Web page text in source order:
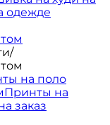
одежде
/
на поло
Принты на
заказ